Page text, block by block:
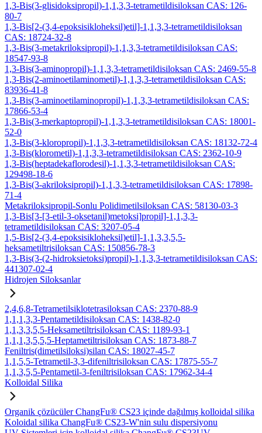
1,3-Bis(3-glisidoksipropil)-1,1,3,3-tetrametildisiloksan CAS: 126-
80-7
1,3-Bis[2-(3,4-epoksisikloheksil)etil]-1,1,3,3-tetrametildisiloksan
CAS: 18724-32-8
1,3-Bis(3-metakriloksipropil)-1,1,3,3-tetrametildisiloksan CAS:
18547-93-8
1,3-Bis(3-aminopropil)-1,1,3,3-tetrametildisiloksan CAS: 2469-55-8
1,3-Bis(2-aminoetilaminometil)-1,1,3,3-tetrametildisiloksan CAS:
83936-41-8
1,3-Bis(3-aminoetilaminopropil)-1,1,3,3-tetrametildisiloksan CAS:
17866-53-4
1,3-Bis(3-merkaptopropil)-1,1,3,3-tetrametildisiloksan CAS: 18001-
52-0
1,3-Bis(3-kloropropil)-1,1,3,3-tetrametildisiloksan CAS: 18132-72-4
1,3-Bis(klorometil)-1,1,3,3-tetrametildisiloksan CAS: 2362-10-9
1,3-Bis(heptadekaflorodesil)-1,1,3,3-tetrametildisiloksan CAS:
129498-18-6
1,3-Bis(3-akriloksipropil)-1,1,3,3-tetrametildisiloksan CAS: 17898-
71-4
Metakriloksipropil-Sonlu Polidimetilsiloksan CAS: 58130-03-3
1,3-Bis[3-[3-etil-3-oksetanil)metoksi]propil]-1,1,3,3-
tetrametildisiloksan CAS: 3207-05-4
1,5-Bis[2-(3,4-epoksisikloheksil)etil]-1,1,3,3,5,5-
heksametiltrisiloksan CAS: 150856-78-3
1,3-Bis(3-(2-hidroksietoksi)propil)-1,1,3,3-tetrametildisiloksan CAS:
441307-02-4
Hidrojen Siloksanlar
2,4,6,8-Tetrametilsiklotetrasiloksan CAS: 2370-88-9
1,1,1,3,3-Pentametildisiloksan CAS: 1438-82-0
1,1,3,3,5,5-Heksametiltrisiloksan CAS: 1189-93-1
1,1,1,3,5,5,5-Heptametiltrisiloksan CAS: 1873-88-7
Feniltris(dimetilsiloksi)silan CAS: 18027-45-7
1,1,5,5-Tetrametil-3,3-difeniltrisiloksan CAS: 17875-55-7
1,1,3,5,5-Pentametil-3-feniltrisiloksan CAS: 17962-34-4
Kolloidal Silika
Organik çözücüler ChangFu® CS23 içinde dağılmış kolloidal silika
Koloidal silika ChangFu® CS23-W'nin sulu dispersiyonu